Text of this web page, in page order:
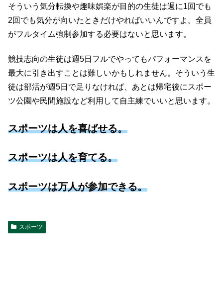
そういう気分転換や趣味娯楽が目的の生徒は週に1回でも
2回でも気分が向いたときだけやればいいんですよ。全員
がフルタイム強制参加する必要はないと思います。
競技志向の生徒は週5日フルでやってもパフォーマンスを
最大に引き出すことは難しいかもしれません。そういう生
徒は部活が週5日で足りなければ、あとは帰宅後にスポー
ツ公園や民間施設など利用して自主練でいいと思います。
スポーツは人を喜ばせる。
スポーツは人を育てる。
スポーツは万人が参加できる。
スポーツ